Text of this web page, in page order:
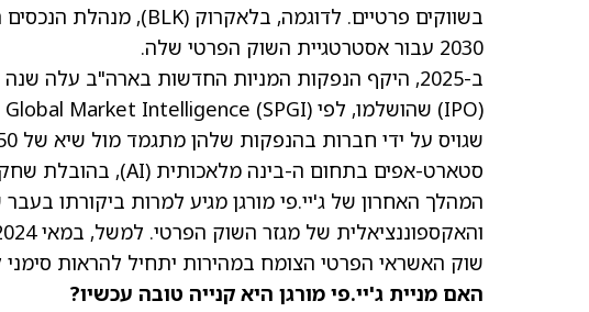
בשווקים פרטיים. לדוגמה, בלאקרוק (BLK)
2030 עבור אסטרטגיית השוק הפרטי שלה.
(IPO) שהושלמו, לפי S&P Global Market Intelligence
(SPGI)
סטארט-אפים בתחום ה-בינה מלאכותית (AI), בהובלת שחקניות גדולות כמו OpenAI ו-Anthropic.
המהלך האחרון של ג'יי.פי מורגן מגיע למרות ביקורתו
שוק האשראי הפרטי הצומח במהירות יתחיל להראות סימני
האם מניית ג'יי.פי מורגן היא קנייה טובה עכשיו?